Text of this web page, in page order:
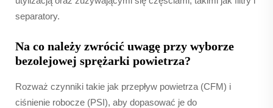
separatory.
Na co należy zwrócić uwagę przy wyborze
bezolejowej sprężarki powietrza?
Rozważ czynniki takie jak przepływ powietrza (CFM) i
ciśnienie robocze (PSI), aby dopasować je do